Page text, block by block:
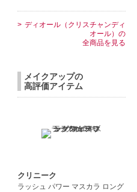
ディオール（クリスチャンディ
オール）の
全商品を見る
メイクアップの
高評価アイテム
クリニーク
ラッシュ パワー マスカラ ロング